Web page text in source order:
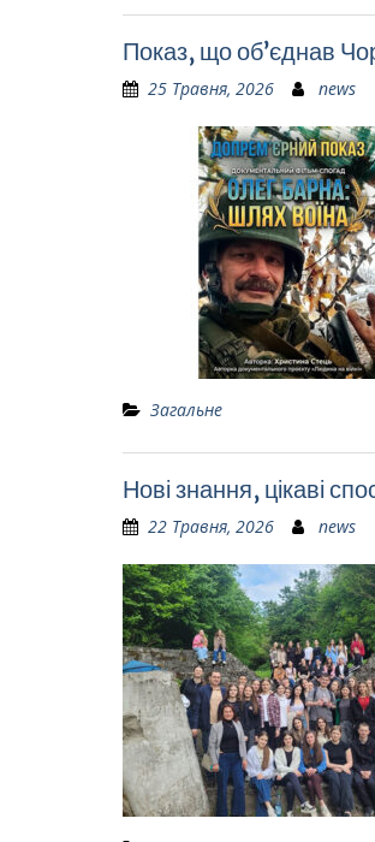
Показ, що об’єднав
25 Травня, 2026 news
Загальне
Нові знання, цікаві
22 Травня, 2026 news